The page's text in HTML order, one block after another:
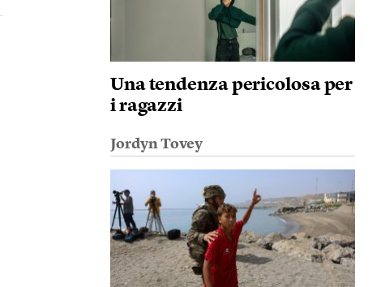
Una tendenza pericolosa per
i ragazzi
Jordyn Tovey